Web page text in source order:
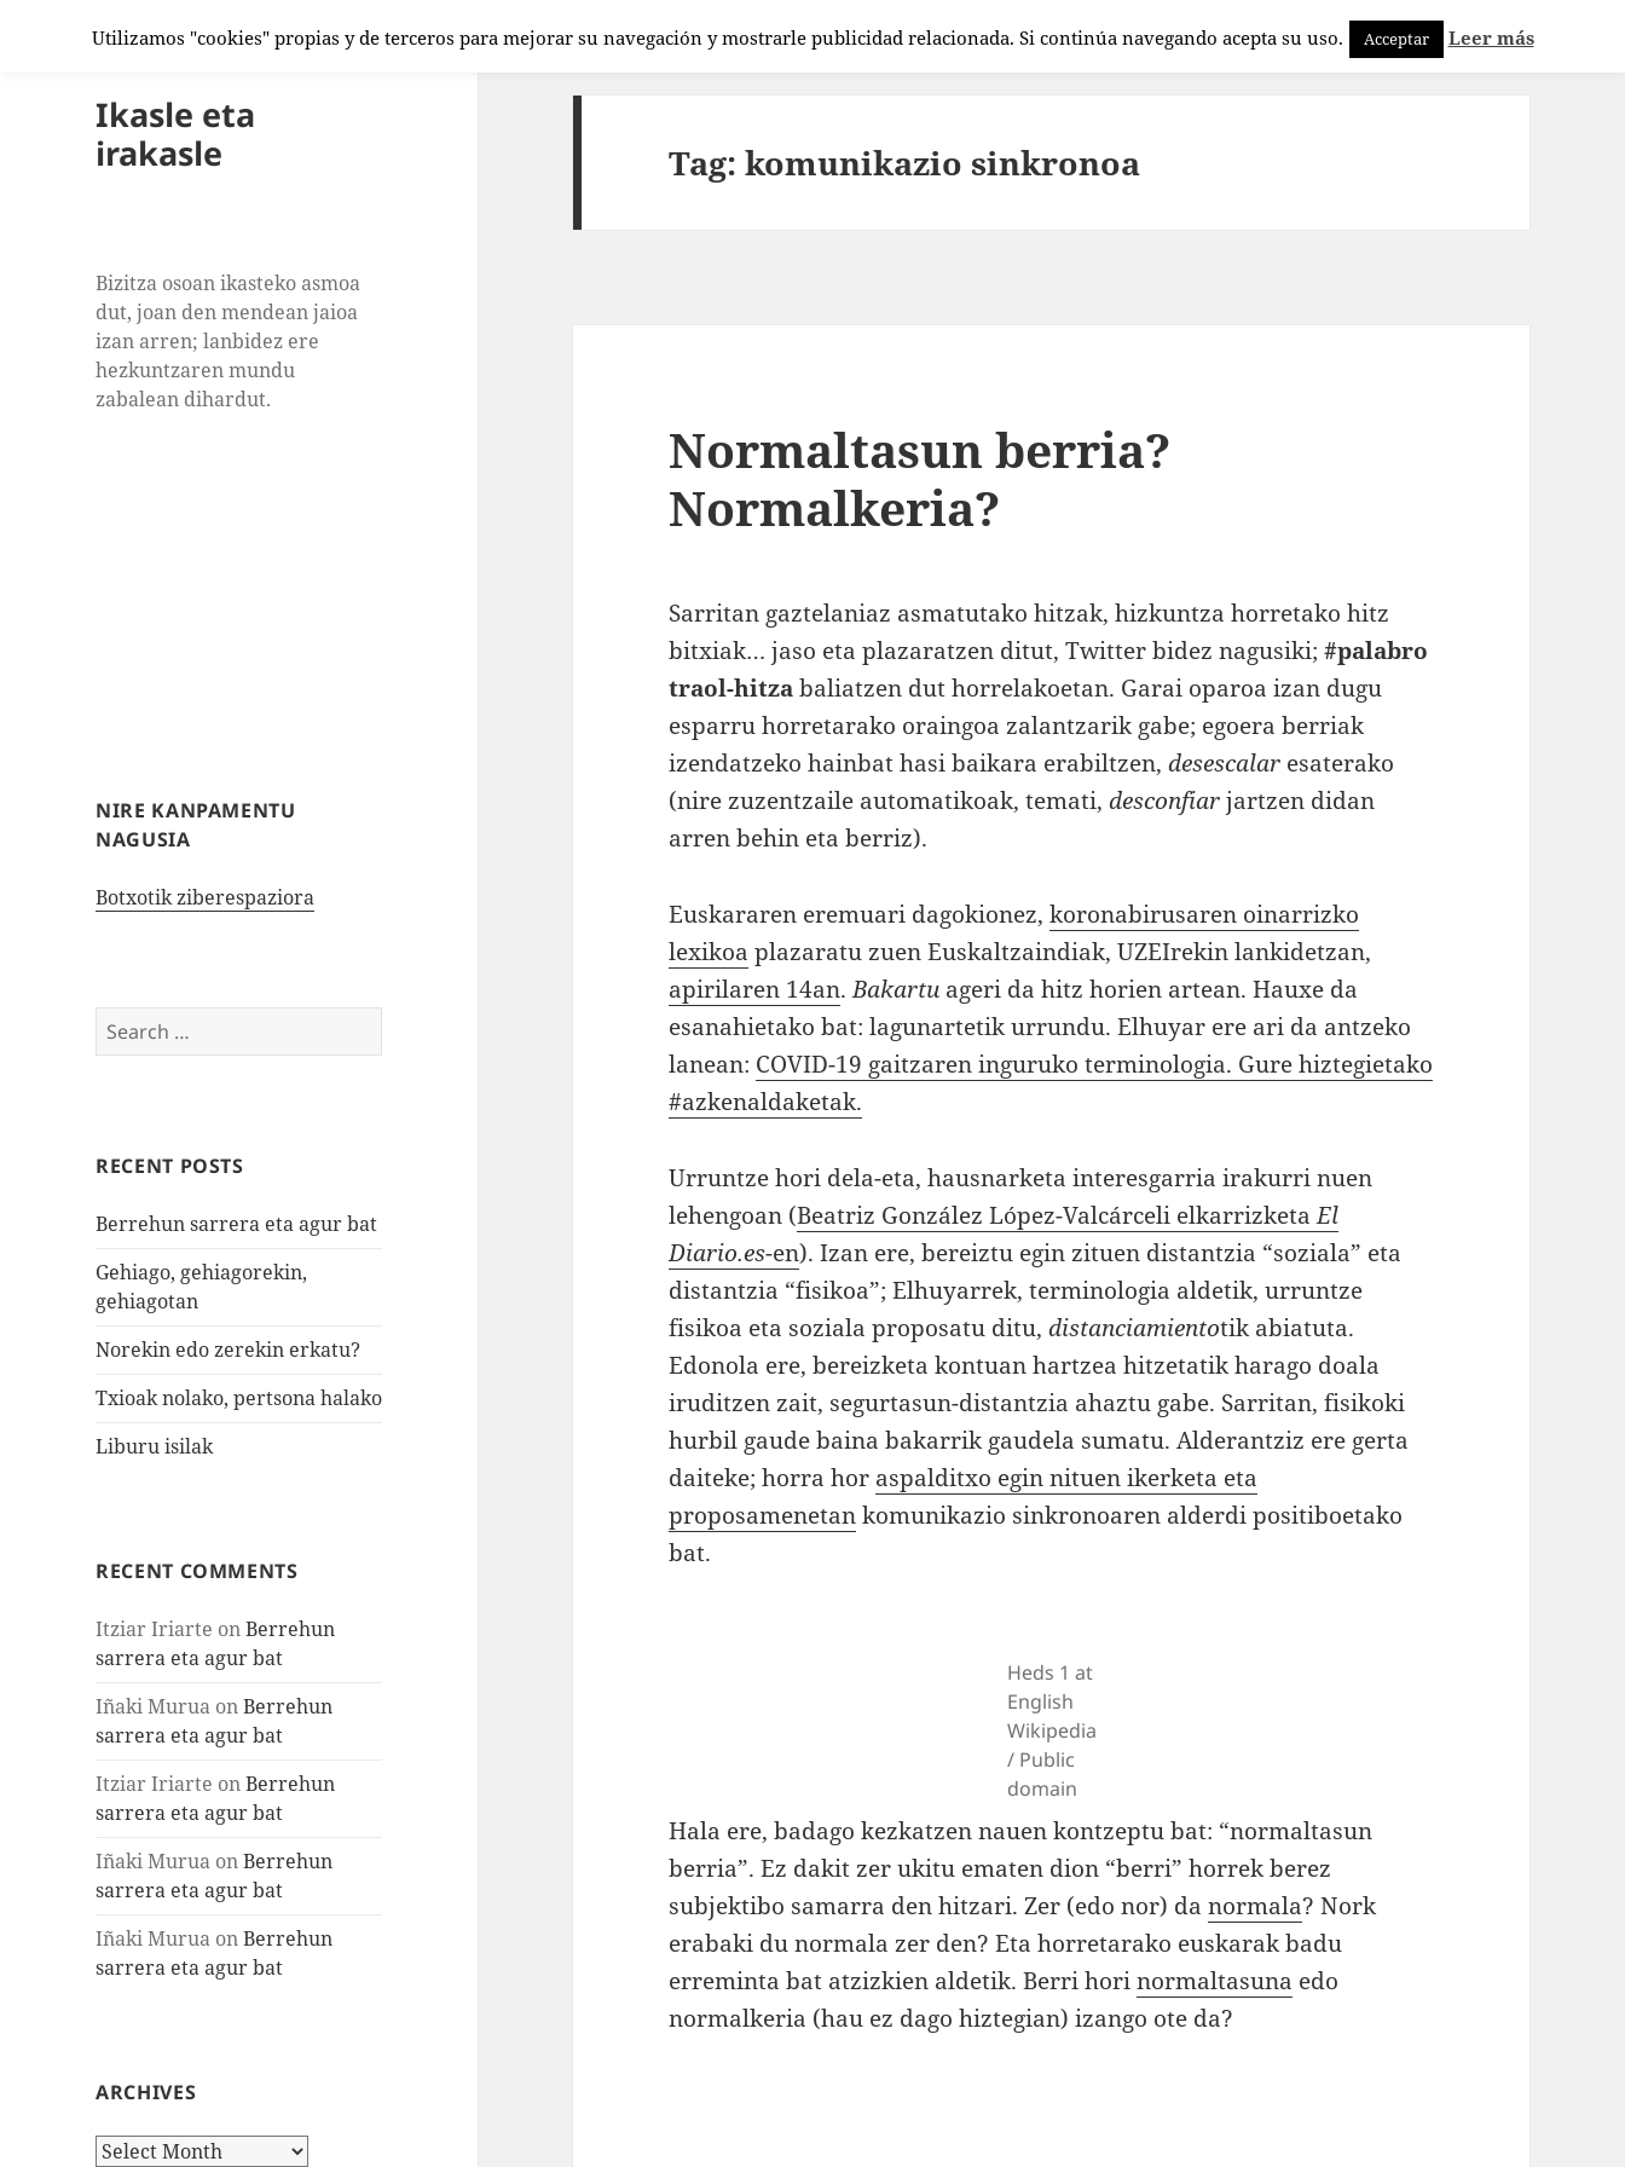
Ikasle eta
irakasle
Bizitza osoan ikasteko asmoa
dut, joan den mendean jaioa
izan arren; lanbidez ere
hezkuntzaren mundu
zabalean dihardut.
NIRE KANPAMENTU
NAGUSIA
Botxotik ziberespaziora
Search
for:
RECENT POSTS
Berrehun sarrera eta agur bat
Gehiago, gehiagorekin,
gehiagotan
Norekin edo zerekin erkatu?
Txioak nolako, pertsona halako
Liburu isilak
RECENT COMMENTS
Itziar Iriarte onBerrehun
sarrera eta agur bat
Iñaki Murua onBerrehun
sarrera eta agur bat
Itziar Iriarte onBerrehun
sarrera eta agur bat
Iñaki Murua onBerrehun
sarrera eta agur bat
Iñaki Murua onBerrehun
sarrera eta agur bat
ARCHIVES
Archives
Tag:komunikazio sinkronoa
Normaltasun berria?
Normalkeria?
Sarritan gaztelaniaz asmatutako hitzak, hizkuntza horretako hitz
bitxiak… jaso eta plazaratzen ditut, Twitter bidez nagusiki;#palabro
traol-hitzabaliatzen dut horrelakoetan. Garai oparoa izan dugu
esparru horretarako oraingoa zalantzarik gabe; egoera berriak
izendatzeko hainbat hasi baikara erabiltzen,desescalar esaterako
(nire zuzentzaile automatikoak, temati,desconfiarjartzen didan
arren behin eta berriz).
Euskararen eremuari dagokionez,koronabirusaren oinarrizko
lexikoa plazaratu zuen Euskaltzaindiak, UZEIrekin lankidetzan,
apirilaren 14an.Bakartu ageri da hitz horien artean. Hauxe da
esanahietako bat: lagunartetik urrundu. Elhuyar ere ari da antzeko
lanean: COVID-19 gaitzaren inguruko terminologia. Gure hiztegietako
#azkenaldaketak.
Urruntze hori dela-eta, hausnarketa interesgarria irakurri nuen
lehengoan (Beatriz González López-Valcárceli elkarrizketaEl
Diario.es-en). Izan ere, bereiztu egin zituen distantzia “soziala” eta
distantzia “fisikoa”; Elhuyarrek, terminologia aldetik, urruntze
fisikoa eta soziala proposatu ditu,distanciamientotik abiatuta.
Edonola ere, bereizketa kontuan hartzea hitzetatik harago doala
iruditzen zait, segurtasun-distantzia ahaztu gabe. Sarritan, fisikoki
hurbil gaude baina bakarrik gaudela sumatu. Alderantziz ere gerta
daiteke; horra hor aspalditxo egin nituen ikerketa eta
proposamenetankomunikazio sinkronoaren alderdi positiboetako
bat.
Heds 1 at
English
Wikipedia
/ Public
domain
Hala ere, badago kezkatzen nauen kontzeptu bat: “normaltasun
berria”. Ez dakit zer ukitu ematen dion “berri” horrek berez
subjektibo samarra den hitzari. Zer (edo nor) danormala? Nork
erabaki du normala zer den? Eta horretarako euskarak badu
erreminta bat atzizkien aldetik. Berri horinormaltasuna edo
normalkeria (hau ez dago hiztegian) izango ote da?
Utilizamos "cookies" propias y de terceros para mejorar su navegación y mostrarle publicidad relacionada. Si continúa navegando acepta su uso. Acceptar Leer más